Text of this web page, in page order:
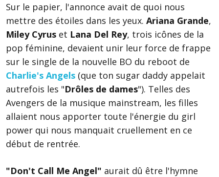
Sur le papier, l'annonce avait de quoi nous
mettre des étoiles dans les yeux. Ariana Grande,
Miley Cyrus et Lana Del Rey, trois icônes de la
pop féminine, devaient unir leur force de frappe
sur le single de la nouvelle BO du reboot de
Charlie's Angels (que ton sugar daddy appelait
autrefois les "Drôles de dames"). Telles des
Avengers de la musique mainstream, les filles
allaient nous apporter toute l'énergie du girl
power qui nous manquait cruellement en ce
début de rentrée.
"Don't Call Me Angel" aurait dû être l'hymne